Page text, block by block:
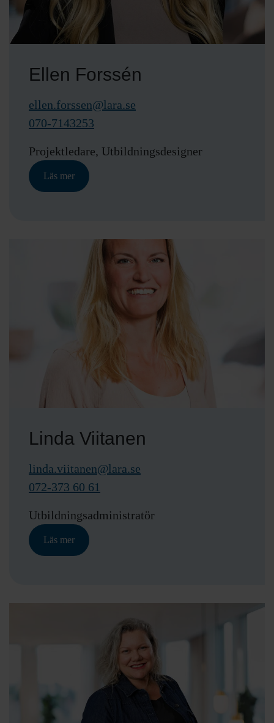
Ellen Forssén
ellen.forssen@lara.se
070-7143253
Projektledare, Utbildningsdesigner
Läs mer
Linda Viitanen
linda.viitanen@lara.se
072-373 60 61
Utbildningsadministratör
Läs mer